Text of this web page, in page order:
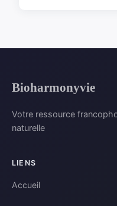
Bioharmonyvie
Votre ressource
naturelle
LIENS
Accueil